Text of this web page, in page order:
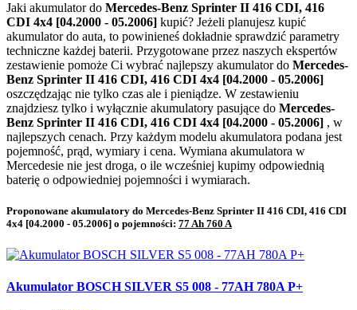
Jaki akumulator do Mercedes-Benz Sprinter II 416 CDI, 416
CDI 4x4 [04.2000 - 05.2006] kupić? Jeżeli planujesz kupić
akumulator do auta, to powinieneś dokładnie sprawdzić parametry
techniczne każdej baterii. Przygotowane przez naszych ekspertów
zestawienie pomoże Ci wybrać najlepszy akumulator do Mercedes-
Benz Sprinter II 416 CDI, 416 CDI 4x4 [04.2000 - 05.2006]
oszczędzając nie tylko czas ale i pieniądze. W zestawieniu
znajdziesz tylko i wyłącznie akumulatory pasujące do Mercedes-
Benz Sprinter II 416 CDI, 416 CDI 4x4 [04.2000 - 05.2006] , w
najlepszych cenach. Przy każdym modelu akumulatora podana jest
pojemność, prąd, wymiary i cena. Wymiana akumulatora w
Mercedesie nie jest droga, o ile wcześniej kupimy odpowiednią
baterię o odpowiedniej pojemności i wymiarach.
Proponowane akumulatory do Mercedes-Benz Sprinter II 416 CDI, 416 CDI
4x4 [04.2000 - 05.2006] o pojemności: 77 Ah 760 A
Akumulator BOSCH SILVER S5 008 - 77AH 780A P+